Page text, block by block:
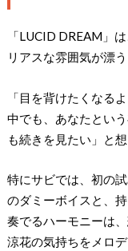
「LUCID DREAM」
リアスな雰囲気が漂
「目を背けたくなる
中でも、あなたとい
も続きを見たい」と
特にサビでは、初の
のダミーボイスと、
奏でるハーモニーは
涼花の気持ちをメロ